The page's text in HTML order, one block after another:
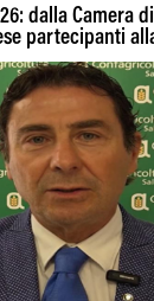
dalla Camera
partecipanti